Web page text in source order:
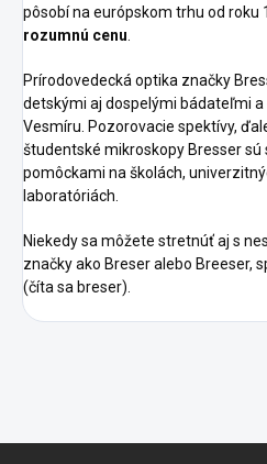
pôsobí na európskom trhu od roku
rozumnú cenu.
Prírodovedecká optika značky
detskými aj dospelými bádateľmi
Vesmíru. Pozorovacie spektívy,
študentské mikroskopy Bresser sú
pomôckami na školách,
laboratóriách.
Niekedy sa môžete stretnúť aj s
značky ako Breser alebo Breeser,
(číta sa breser).